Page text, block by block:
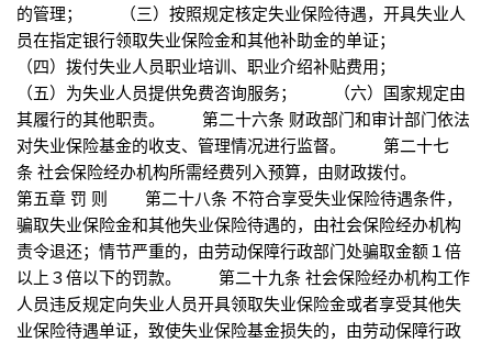
的管理； （三）按照规定核定失业保险待遇，开具失业人
员在指定银行领取失业保险金和其他补助金的单证；
（四）拨付失业人员职业培训、职业介绍补贴费用；
（五）为失业人员提供免费咨询服务； （六）国家规定由
其履行的其他职责。 第二十六条 财政部门和审计部门依法
对失业保险基金的收支、管理情况进行监督。 第二十七
条 社会保险经办机构所需经费列入预算，由财政拨付。
第五章 罚 则 第二十八条 不符合享受失业保险待遇条件，
骗取失业保险金和其他失业保险待遇的，由社会保险经办机构
责令退还；情节严重的，由劳动保障行政部门处骗取金额１倍
以上３倍以下的罚款。 第二十九条 社会保险经办机构工作
人员违反规定向失业人员开具领取失业保险金或者享受其他失
业保险待遇单证，致使失业保险基金损失的，由劳动保障行政